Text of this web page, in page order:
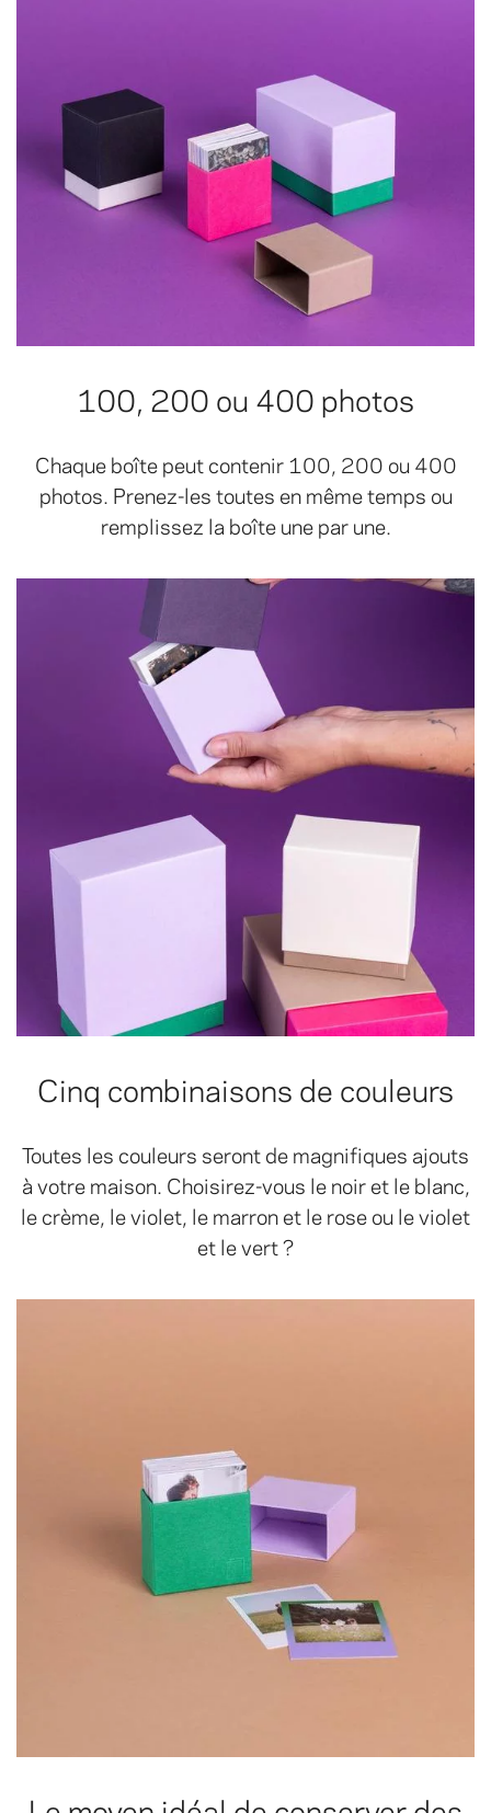
100, 200 ou 400 photos
Chaque boîte peut contenir 100, 200 ou 400
photos. Prenez-les toutes en même temps ou
remplissez la boîte une par une.
Cinq combinaisons de couleurs
Toutes les couleurs seront de magnifiques ajouts
à votre maison. Choisirez-vous le noir et le blanc,
le crème, le violet, le marron et le rose ou le violet
et le vert ?